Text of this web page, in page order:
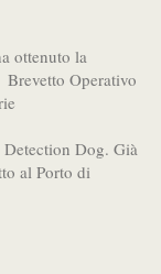
ottenuto la
Operativo
Dog. Già
al Porto di